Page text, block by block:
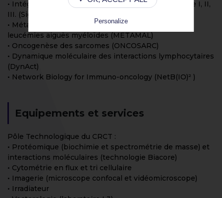
• Intégration des signaux cellulaires & PI3K de classe I, II,
III. (SigDYN)
• Métabolisme et résistance thérapeutique dans les
leucémies aiguës myéloïdes (METAMAL)
• Oncogenèse des sarcomes (ONCOSARC)
• Dynamique moléculaire des interactions lymphocytaires
(DynAct)
• Network Biology for Immuno-oncology (NetB(IO)² )
Equipements et services
Pôle Technologique du CRCT :
• Protéomique (biochimie et spectrométrie de masse) et
interactions moléculaires (technologie Biacore)
• Cytométrie en flux et tri cellulaire
• Imagerie (microscope confocal et vidéomicroscope)
• Irradiateur
Personalize